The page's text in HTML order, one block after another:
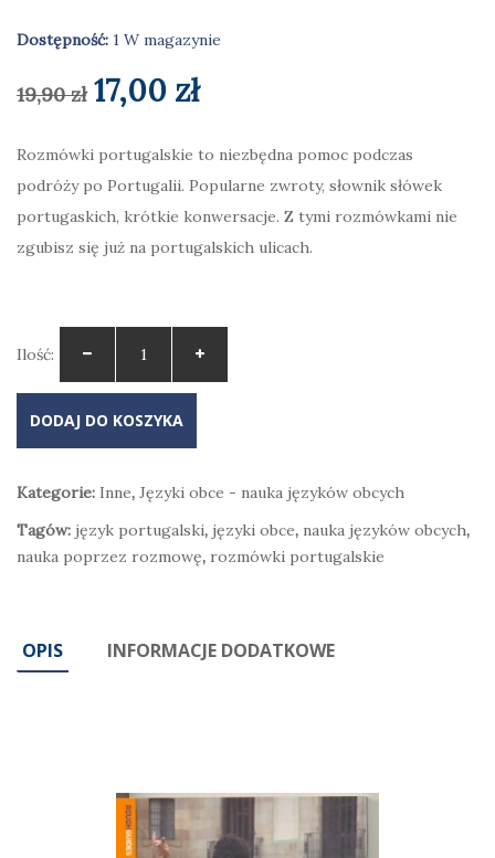
Dostępność: 1 W magazynie
19,90zł Pierwotna
cena
wynosiła:
19,90 zł.
17,00 złAktualna
cena
wynosi:
17,00 zł.
Rozmówki portugalskie to niezbędna pomoc podczas
podróży po Portugalii. Popularne zwroty, słownik słówek
portugaskich, krótkie konwersacje. Z tymi rozmówkami nie
zgubisz się już na portugalskich ulicach.
Ilość:
DODAJ DO KOSZYKA
Kategorie: Inne, Języki obce - nauka języków obcych
Tagów: język portugalski, języki obce, nauka języków obcych,
nauka poprzez rozmowę, rozmówki portugalskie
OPIS INFORMACJE DODATKOWE